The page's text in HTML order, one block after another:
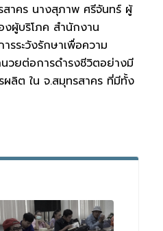
าคร นางสุภาพ ศรีจันทร์ ผู้
ผู้บริโภค สำนักงาน
ระวังรักษาเพื่อความ
นวยต่อการดำรงชีวิตอย่างมี
ผลิต ใน จ.สมุทรสาคร ที่มีทั้ง